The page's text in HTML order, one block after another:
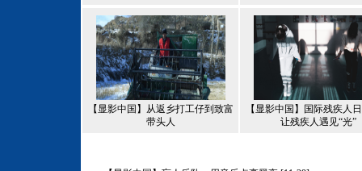
【显影中国】从返乡打工仔到致富
带头人
【显影中国】国际残疾人
让残疾人遇见“光”